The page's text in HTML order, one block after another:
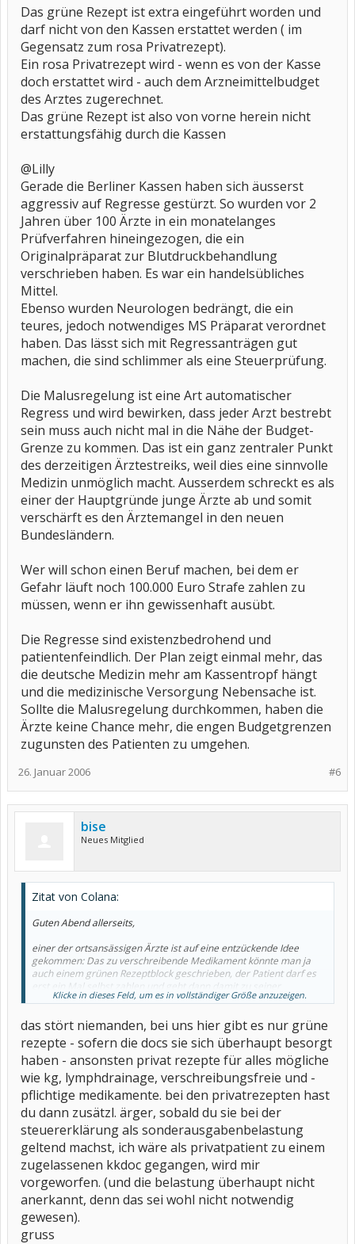
Das grüne Rezept ist extra eingeführt worden und
darf nicht von den Kassen erstattet werden ( im
Gegensatz zum rosa Privatrezept).
Ein rosa Privatrezept wird - wenn es von der Kasse
doch erstattet wird - auch dem Arzneimittelbudget
des Arztes zugerechnet.
Das grüne Rezept ist also von vorne herein nicht
erstattungsfähig durch die Kassen
@Lilly
Gerade die Berliner Kassen haben sich äusserst
aggressiv auf Regresse gestürzt. So wurden vor 2
Jahren über 100 Ärzte in ein monatelanges
Prüfverfahren hineingezogen, die ein
Originalpräparat zur Blutdruckbehandlung
verschrieben haben. Es war ein handelsübliches
Mittel.
Ebenso wurden Neurologen bedrängt, die ein
teures, jedoch notwendiges MS Präparat verordnet
haben. Das lässt sich mit Regressanträgen gut
machen, die sind schlimmer als eine Steuerprüfung.
Die Malusregelung ist eine Art automatischer
Regress und wird bewirken, dass jeder Arzt bestrebt
sein muss auch nicht mal in die Nähe der Budget-
Grenze zu kommen. Das ist ein ganz zentraler Punkt
des derzeitigen Ärztestreiks, weil dies eine sinnvolle
Medizin unmöglich macht. Ausserdem schreckt es als
einer der Hauptgründe junge Ärzte ab und somit
verschärft es den Ärztemangel in den neuen
Bundesländern.
Wer will schon einen Beruf machen, bei dem er
Gefahr läuft noch 100.000 Euro Strafe zahlen zu
müssen, wenn er ihn gewissenhaft ausübt.
Die Regresse sind existenzbedrohend und
patientenfeindlich. Der Plan zeigt einmal mehr, das
die deutsche Medizin mehr am Kassentropf hängt
und die medizinische Versorgung Nebensache ist.
Sollte die Malusregelung durchkommen, haben die
Ärzte keine Chance mehr, die engen Budgetgrenzen
zugunsten des Patienten zu umgehen.
#6
26. Januar 2006
bise
Neues Mitglied
Zitat von Colana:
Guten Abend allerseits,
einer der ortsansässigen Ärzte ist auf eine entzückende Idee
gekommen: Das zu verschreibende Medikament könnte man ja
auch einem grünen Rezeptblock geschrieben, der Patient darf es
erst ein Mal selbst zahlen und geht dann damit zu seiner
Krankenkasse und der Arzt ist raus aus der Sache...
Was haltet ihr denn davon? Was meine Wenigkeit angeht, werde
ich einen dicken fetten Leserbrief schreiben... ich bin stinkesauer,
ob solcher obskuren Ideen.
Viele liebe Grüße
Colana
Klicke in dieses Feld, um es in vollständiger Größe anzuzeigen.
das stört niemanden, bei uns hier gibt es nur grüne
rezepte - sofern die docs sie sich überhaupt besorgt
haben - ansonsten privat rezepte für alles mögliche
wie kg, lymphdrainage, verschreibungsfreie und -
pflichtige medikamente. bei den privatrezepten hast
du dann zusätzl. ärger, sobald du sie bei der
steuererklärung als sonderausgabenbelastung
geltend machst, ich wäre als privatpatient zu einem
zugelassenen kkdoc gegangen, wird mir
vorgeworfen. (und die belastung überhaupt nicht
anerkannt, denn das sei wohl nicht notwendig
gewesen).
gruss